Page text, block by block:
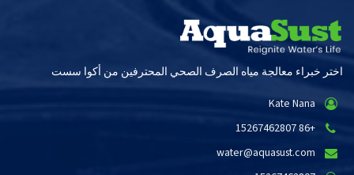
اختر خبراء معالجة مياه الصرف الصحي المحترفين من أكوا سست
Kate Nana
+86 15267462807
water@aquasust.com